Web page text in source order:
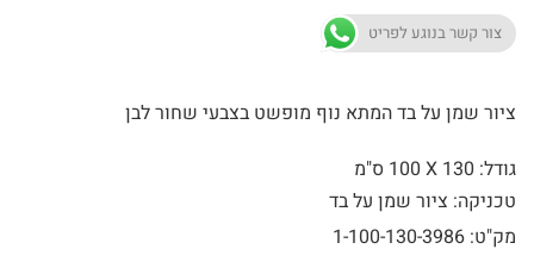
צור קשר בנוגע לפריט
ציור שמן על בד המתא נוף מופשט בצבעי שחור לבן
גודל: 130 X
100 ס"מ
טכניקה: ציור שמן על בד
מק"ט: 1-100-130-3986